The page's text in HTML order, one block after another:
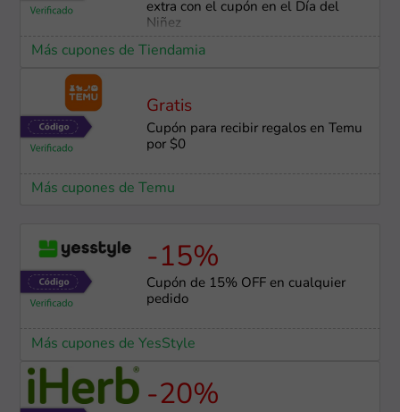
extra con el cupón en el Día del
Niñez
Más cupones de Tiendamia
Gratis
Cupón para recibir regalos en Temu
por $0
Más cupones de Temu
-15%
Cupón de 15% OFF en cualquier
pedido
Más cupones de YesStyle
-20%